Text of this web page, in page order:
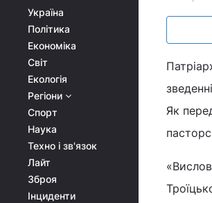
Україна
Політика
Економіка
Світ
Екологія
Регіони
Спорт
Наука
Техно і зв'язок
Лайт
Зброя
Інциденти
Як